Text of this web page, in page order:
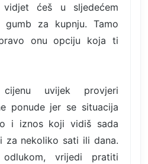
vidjet ćeš u sljedećem
za kupnju. Tamo
onu opciju koja ti
uvijek provjeri
ponude jer se situacija
i iznos koji vidiš sada
za nekoliko sati ili dana.
vrijedi pratiti